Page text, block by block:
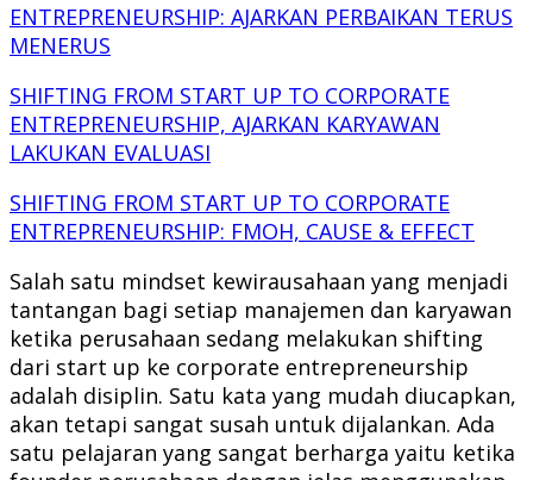
ENTREPRENEURSHIP: AJARKAN PERBAIKAN TERUS
MENERUS
SHIFTING FROM START UP TO CORPORATE
ENTREPRENEURSHIP, AJARKAN KARYAWAN
LAKUKAN EVALUASI
SHIFTING FROM START UP TO CORPORATE
ENTREPRENEURSHIP: FMOH, CAUSE & EFFECT
Salah satu mindset kewirausahaan yang menjadi
tantangan bagi setiap manajemen dan karyawan
ketika perusahaan sedang melakukan shifting
dari start up ke corporate entrepreneurship
adalah disiplin. Satu kata yang mudah diucapkan,
akan tetapi sangat susah untuk dijalankan. Ada
satu pelajaran yang sangat berharga yaitu ketika